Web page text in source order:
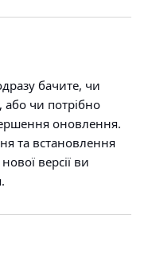
бачите, чи
або чи потрібно
оновлення.
та встановлення
версії ви